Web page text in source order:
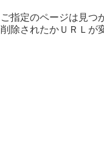
ご指定のページは見つ
削除されたかＵＲＬが